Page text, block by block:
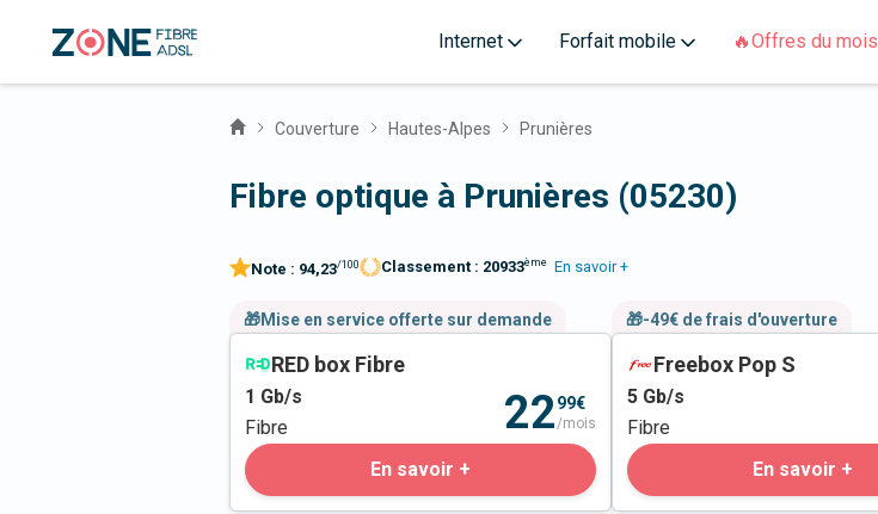
Internet Forfait mobile 🔥Offres du mois
Couverture Hautes-Alpes Prunières
Fibre optique à Prunières (05230)
Note : 94,23/100 Classement : 20933ème En savoir +
🎁Mise en service offerte sur demande
RED box Fibre
1 Gb/s
Fibre
2299€
/mois
En savoir +
🎁-49€ de frais d'ouverture
Freebox Pop S
5 Gb/s
Fibre
En savoir +